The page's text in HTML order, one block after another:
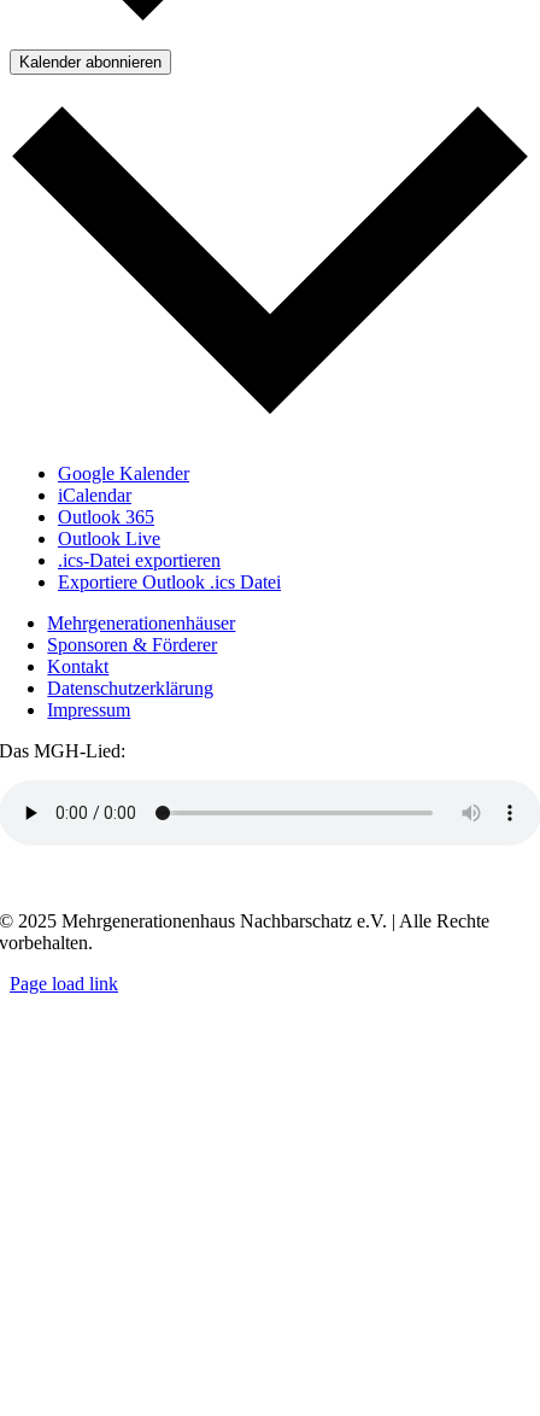
Kalender abonnieren
Google Kalender
iCalendar
Outlook 365
Outlook Live
.ics-Datei exportieren
Exportiere Outlook .ics Datei
Mehrgenerationenhäuser
Sponsoren & Förderer
Kontakt
Datenschutzerklärung
Impressum
Das MGH-Lied:
© 2025 Mehrgenerationenhaus Nachbarschatz e.V. | Alle Rechte
vorbehalten.
Page load link